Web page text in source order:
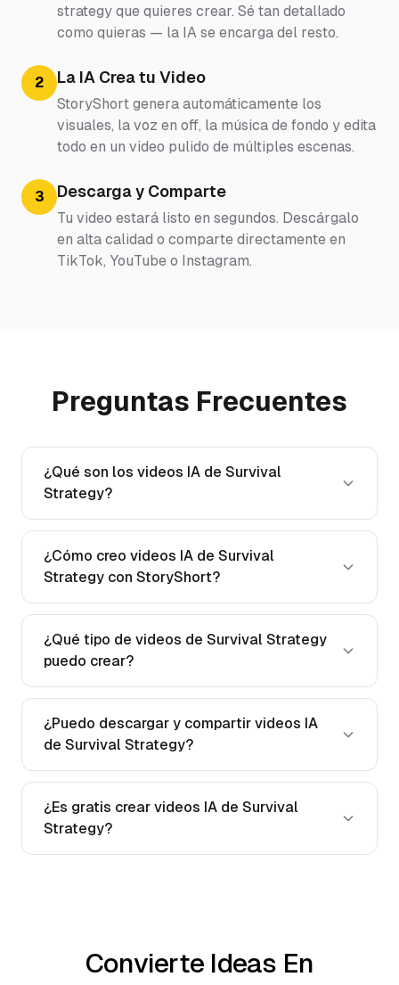
strategy que quieres crear. Sé tan detallado
como quieras — la IA se encarga del resto.
2 La IA Crea tu Video
StoryShort genera automáticamente los
visuales, la voz en off, la música de fondo y edita
todo en un video pulido de múltiples escenas.
3 Descarga y Comparte
Tu video estará listo en segundos. Descárgalo
en alta calidad o comparte directamente en
TikTok, YouTube o Instagram.
Preguntas Frecuentes
¿Qué son los videos IA de Survival
Strategy?
¿Cómo creo videos IA de Survival
Strategy con StoryShort?
¿Qué tipo de videos de Survival Strategy
puedo crear?
¿Puedo descargar y compartir videos IA
de Survival Strategy?
¿Es gratis crear videos IA de Survival
Strategy?
Convierte Ideas En